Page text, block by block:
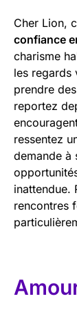
Cher Lion,
confiance
charisme
les regards
prendre des
reportez
ressentez
demande à
inattendue.
rencontres